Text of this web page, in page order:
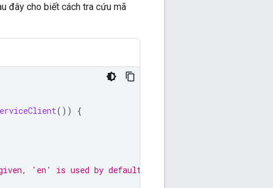
đây cho biết cách tra cứu mã
()) {
'en' is used by default.